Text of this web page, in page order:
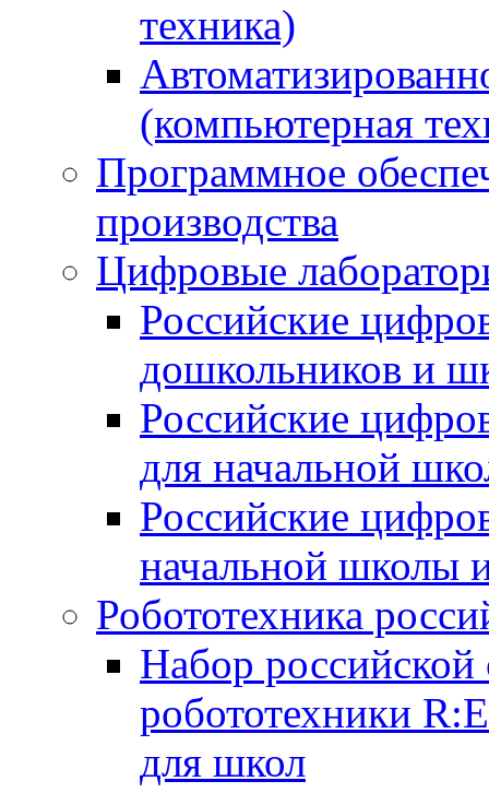
техника)
(компьютерная
Программное
производства
Цифровые
Российские
дошкольников и
Российские
для начальной
Российские
начальной школы
Робототехника
Набор российской
робототехники
для школ